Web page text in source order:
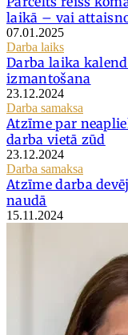
laikā – vai
07.01.2025
Darba laiks
Darba laika
izmantošana
23.12.2024
Darba samaksa
Atzīme par
darba vietā zūd
23.12.2024
Darba samaksa
Atzīme darba
naudā
15.11.2024